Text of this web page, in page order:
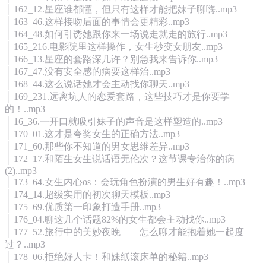
│ 162_12.星座谁都懂，但只有这样才能把妹子聊嗨..mp3
│ 163_46.这样接吻后面的事情会更精彩..mp3
│ 164_48.如何引诱她跟你来一场说走就走的旅行..mp3
│ 165_216.电影院里这样操作，女生秒变女朋友..mp3
│ 166_13.星座的套路深几许？别急我来告诉你..mp3
│ 167_47.没有安全感的病要这样治..mp3
│ 168_44.这么说话她才会主动找你聊天..mp3
│ 169_231.远离坑人的恋爱套路，这些技巧才是你要学
的！..mp3
│ 16_36.一开口就吸引妹子的声音是这样塑造的..mp3
│ 170_01.这才是夸奖女生的正确方法..mp3
│ 171_60.那些你不知道的男女思维差异..mp3
│ 172_17.和陌生女生说话语无伦次？这节课专治你的病
(2)..mp3
│ 173_64.女生内心os：会玩角色扮演的男生好有趣！..mp3
│ 174_14.超级实用的初次聊天模板..mp3
│ 175_69.优质第一印象打造手册..mp3
│ 176_04.聊这几个话题82%的女生都会主动找你..mp3
│ 177_52.旅行中的美妙夜晚——怎么聊才能抱着她一起度
过？..mp3
│ 178_06.拒绝好人卡！和妹纸滚床单的秘籍..mp3